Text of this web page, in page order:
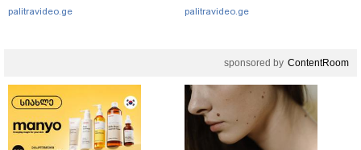
ავრცელებს
palitravideo.ge
მიმდინარეობს
palitravideo.ge
sponsored by ContentRoom